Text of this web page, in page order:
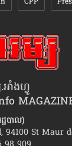
អាំងហ្វូ
បាល)
94100 St Maur